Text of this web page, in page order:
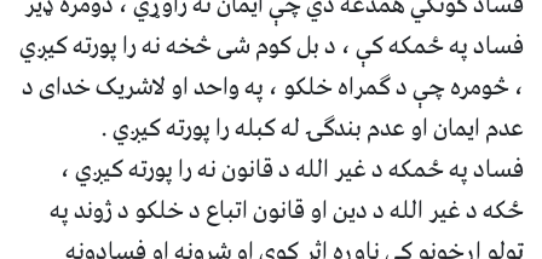
فساد په ځمکه کې ، د بل کوم شی څخه نه را پورته کيږي
، څومره چې د ګمراه خلکو ، په واحد او لاشریک خدای د
عدم ایمان او عدم بندګۍ له کبله را پورته کیږي .
فساد په ځمکه د غیر الله د قانون نه را پورته کیږي ،
ځکه د غیر الله د دین او قانون اتباع د خلکو د ژوند په